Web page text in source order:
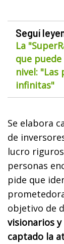
Seguí
La
que
nivel:
infinitas"
Se elabora
de
lucro
personas
pide que
objetivo de
visionarios
captado la